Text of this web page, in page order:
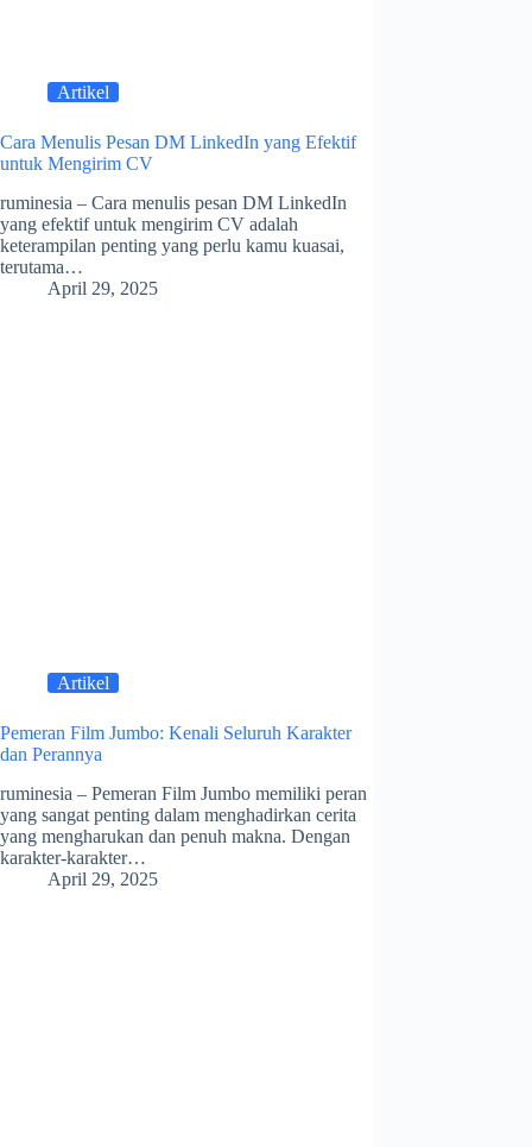
Artikel
Cara Menulis Pesan DM LinkedIn yang Efektif
untuk Mengirim CV
ruminesia – Cara menulis pesan DM LinkedIn
yang efektif untuk mengirim CV adalah
keterampilan penting yang perlu kamu kuasai,
terutama…
April 29, 2025
Artikel
Pemeran Film Jumbo: Kenali Seluruh Karakter
dan Perannya
ruminesia – Pemeran Film Jumbo memiliki peran
yang sangat penting dalam menghadirkan cerita
yang mengharukan dan penuh makna. Dengan
karakter-karakter…
April 29, 2025